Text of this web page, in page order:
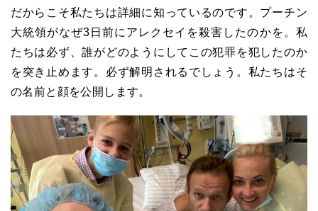
だからこそ私たちは詳細に知っているのです。プーチン
大統領がなぜ3日前にアレクセイを殺害したのかを。私
たちは必ず、誰がどのようにしてこの犯罪を犯したのか
を突き止めます。必ず解明されるでしょう。私たちはそ
の名前と顔を公開します。